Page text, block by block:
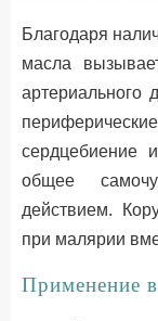
Благодаря
масла
артериального
сердцебиение
общее
действием.
при малярии
Применение